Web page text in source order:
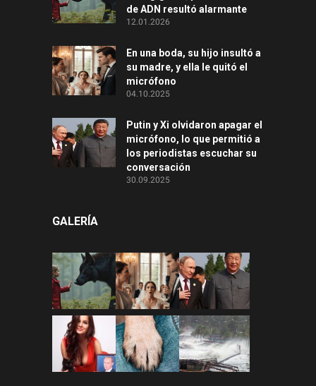
de ADN resultó alarmante
12.01.2026
En una boda, su hijo insultó a
su madre, y ella le quitó el
micrófono
04.10.2025
Putin y Xi olvidaron apagar el
micrófono, lo que permitió a
los periodistas escuchar su
conversación
30.09.2025
GALERÍA